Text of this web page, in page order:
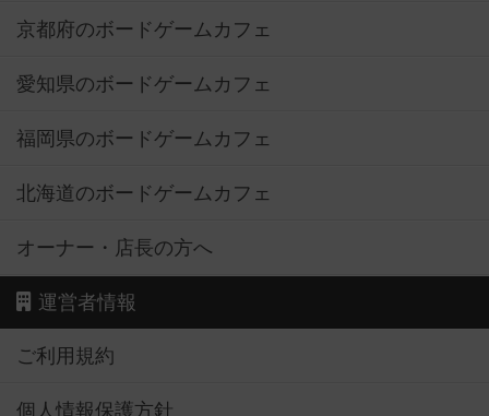
京都府のボードゲームカフェ
愛知県のボードゲームカフェ
福岡県のボードゲームカフェ
北海道のボードゲームカフェ
オーナー・店長の方へ
運営者情報
ご利用規約
個人情報保護方針